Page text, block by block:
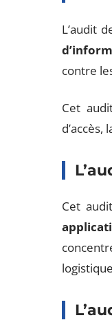
L’audit
contre
Cet
Cet